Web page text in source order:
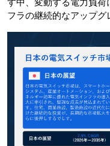
フラの継続的なアップグ